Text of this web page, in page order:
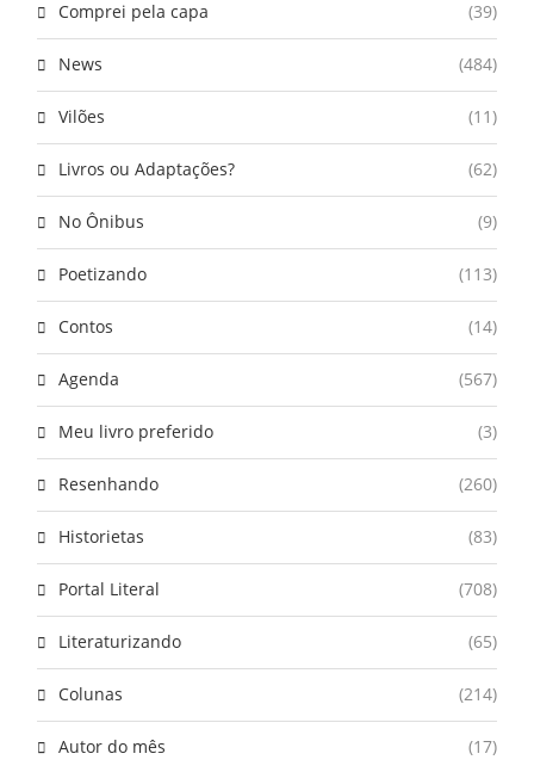
Comprei pela capa (39)
News (484)
Vilões (11)
Livros ou Adaptações? (62)
No Ônibus (9)
Poetizando (113)
Contos (14)
Agenda (567)
Meu livro preferido (3)
Resenhando (260)
Historietas (83)
Portal Literal (708)
Literaturizando (65)
Colunas (214)
Autor do mês (17)